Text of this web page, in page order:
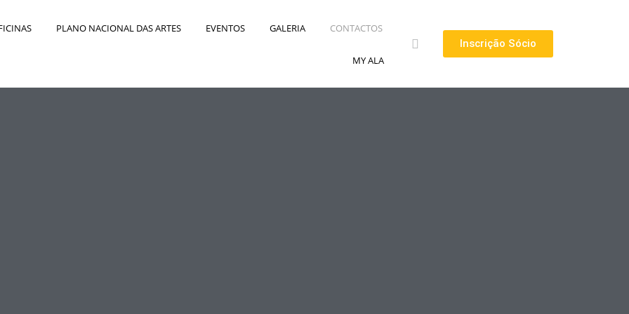
PLANO NACIONAL DAS ARTES EVENTOS GALERIA CONTACTOS
MY ALA
Inscrição Sócio